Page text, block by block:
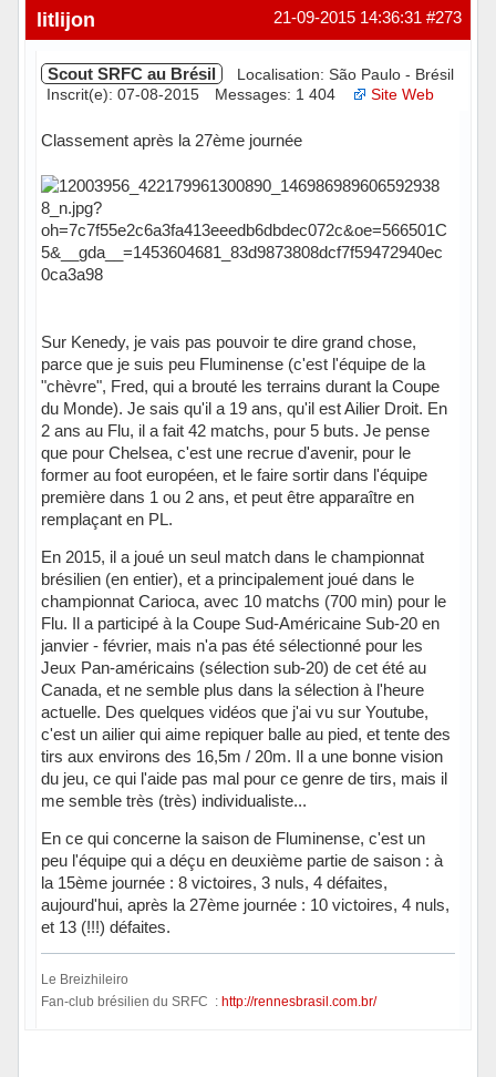
Hors ligne #273
21-09-2015 14:36:31
litlijon
Scout SRFC au Brésil
Localisation: São Paulo - Brésil
Inscrit(e): 07-08-2015
Messages: 1 404 Site Web
Classement après la 27ème journée
Sur Kenedy, je vais pas pouvoir te dire grand chose,
parce que je suis peu Fluminense (c'est l'équipe de la
"chèvre", Fred, qui a brouté les terrains durant la Coupe
du Monde). Je sais qu'il a 19 ans, qu'il est Ailier Droit. En
2 ans au Flu, il a fait 42 matchs, pour 5 buts. Je pense
que pour Chelsea, c'est une recrue d'avenir, pour le
former au foot européen, et le faire sortir dans l'équipe
première dans 1 ou 2 ans, et peut être apparaître en
remplaçant en PL.
En 2015, il a joué un seul match dans le championnat
brésilien (en entier), et a principalement joué dans le
championnat Carioca, avec 10 matchs (700 min) pour le
Flu. Il a participé à la Coupe Sud-Américaine Sub-20 en
janvier - février, mais n'a pas été sélectionné pour les
Jeux Pan-américains (sélection sub-20) de cet été au
Canada, et ne semble plus dans la sélection à l'heure
actuelle. Des quelques vidéos que j'ai vu sur Youtube,
c'est un ailier qui aime repiquer balle au pied, et tente des
tirs aux environs des 16,5m / 20m. Il a une bonne vision
du jeu, ce qui l'aide pas mal pour ce genre de tirs, mais il
me semble très (très) individualiste...
En ce qui concerne la saison de Fluminense, c'est un
peu l'équipe qui a déçu en deuxième partie de saison : à
la 15ème journée : 8 victoires, 3 nuls, 4 défaites,
aujourd'hui, après la 27ème journée : 10 victoires, 4 nuls,
et 13 (!!!) défaites.
Le Breizhileiro
Fan-club brésilien du SRFC : http://rennesbrasil.com.br/